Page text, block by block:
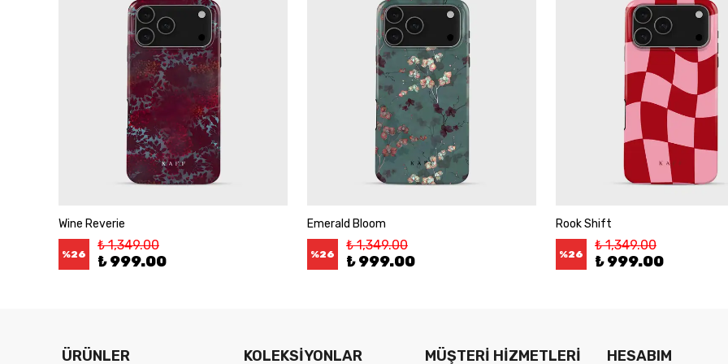
Wine Reverie
%26
₺ 1,349.00
₺ 999.00
Emerald Bloom
%26
₺ 1,349.00
₺ 999.00
Rook Shift
%26
₺ 1,349.00
₺ 999.00
ÜRÜNLER KOLEKSİYONLAR MÜŞTERİ HİZMETLERİ HESABIM